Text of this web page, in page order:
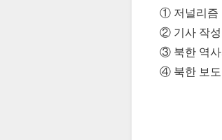
① 저널리즘
② 기사 작성
③ 북한 역사
④ 북한 보도